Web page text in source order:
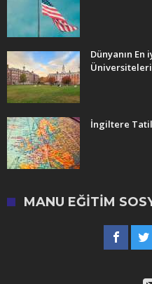
Dünyanın
Üniversiteleri
İngiltere
MANU EĞITIM